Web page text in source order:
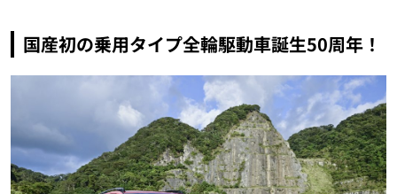
国産初の乗用タイプ全輪駆動車誕生50周年！